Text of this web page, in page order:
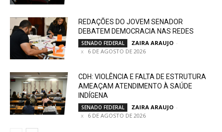
REDAÇÕES DO JOVEM SENADOR
DEBATEM DEMOCRACIA NAS REDES
SENADO FEDERAL ZAIRA ARAUJO -
6 DE AGOSTO DE 2026
CDH: VIOLÊNCIA E FALTA DE ESTRUTURA
AMEAÇAM ATENDIMENTO À SAÚDE
INDÍGENA
SENADO FEDERAL ZAIRA ARAUJO -
6 DE AGOSTO DE 2026